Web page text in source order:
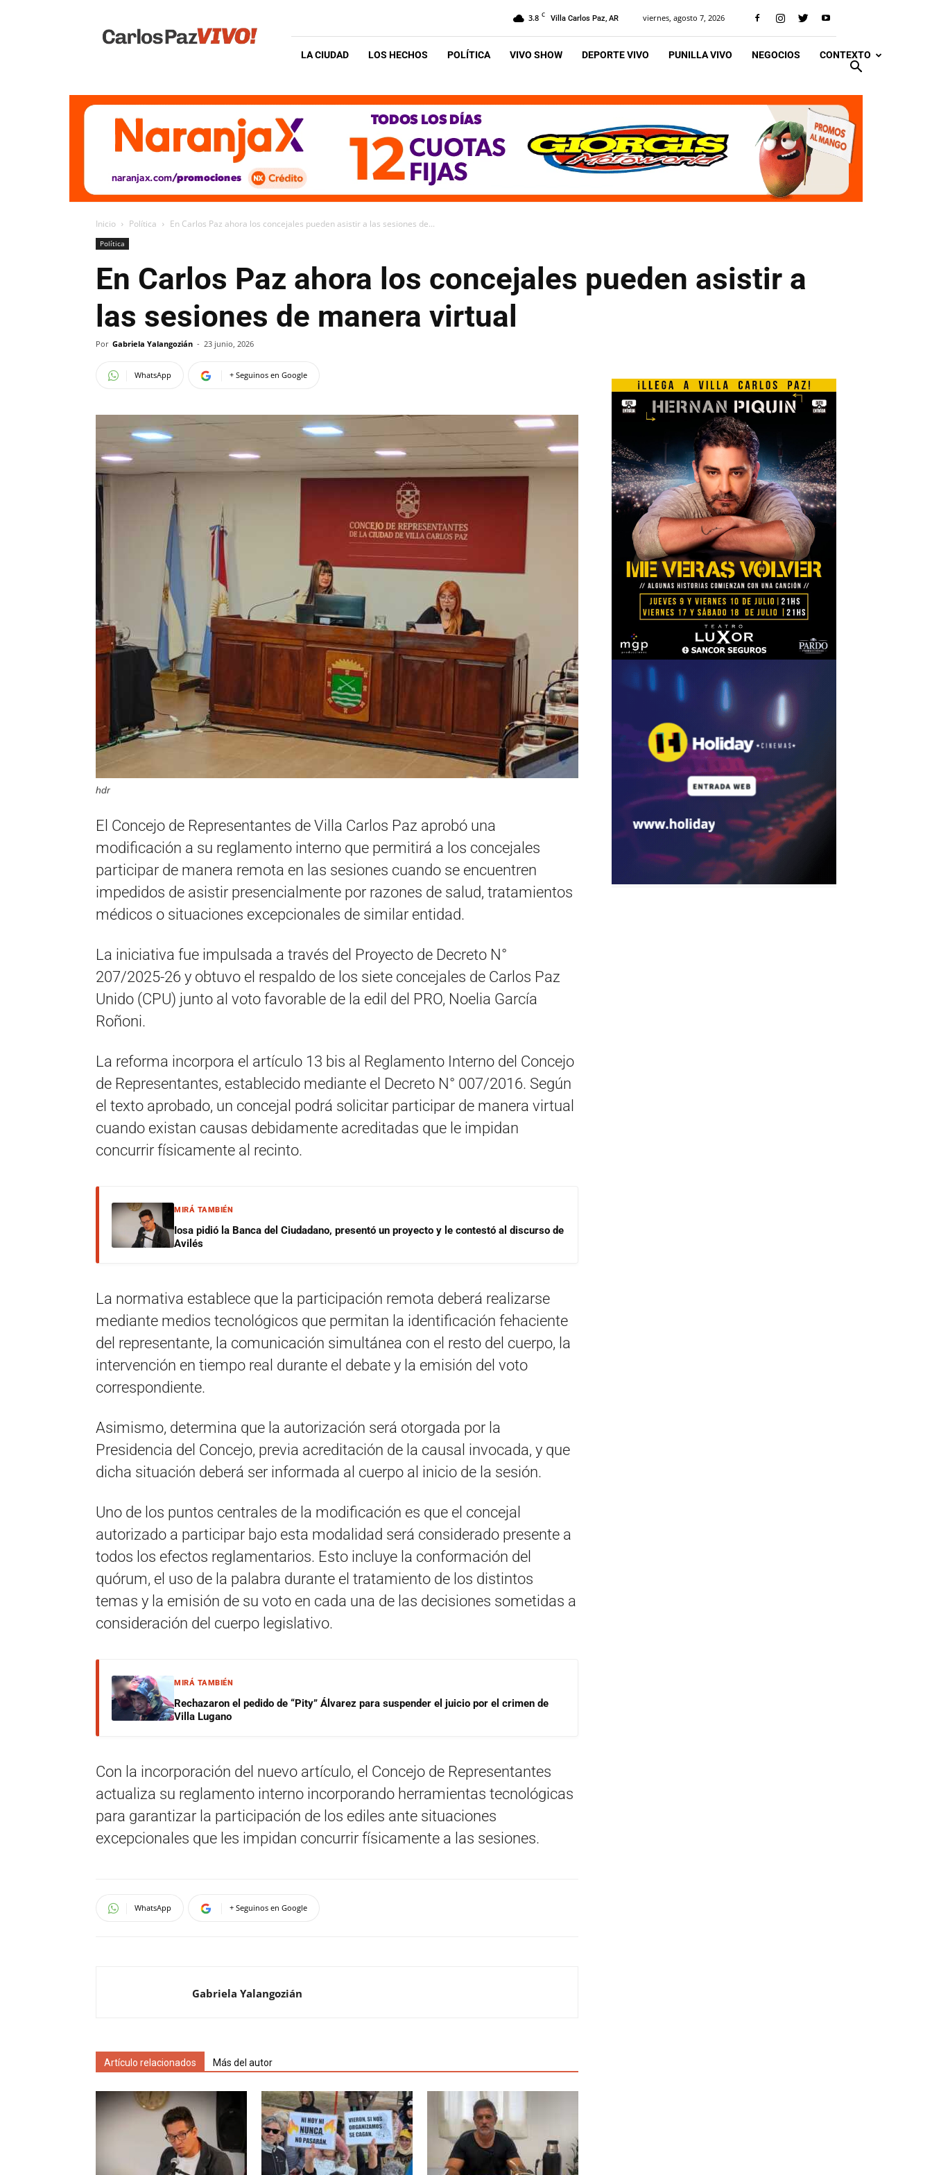
Vivo
3.8 C Villa Carlos Paz, AR viernes, agosto 7, 2026
LA CIUDAD LOS HECHOS POLÍTICA VIVO SHOW DEPORTE VIVO PUNILLA VIVO NEGOCIOS CONTEXTO
Inicio Política En Carlos Paz ahora los concejales pueden asistir a las sesiones de...
Política
En Carlos Paz ahora los concejales pueden asistir a
las sesiones de manera virtual
Por Gabriela Yalangozián - 23 junio, 2026
WhatsApp + Seguinos en Google
hdr
El Concejo de Representantes de Villa Carlos Paz aprobó una
modificación a su reglamento interno que permitirá a los concejales
participar de manera remota en las sesiones cuando se encuentren
impedidos de asistir presencialmente por razones de salud, tratamientos
médicos o situaciones excepcionales de similar entidad.
La iniciativa fue impulsada a través del Proyecto de Decreto N°
207/2025-26 y obtuvo el respaldo de los siete concejales de Carlos Paz
Unido (CPU) junto al voto favorable de la edil del PRO, Noelia García
Roñoni.
La reforma incorpora el artículo 13 bis al Reglamento Interno del Concejo
de Representantes, establecido mediante el Decreto N° 007/2016. Según
el texto aprobado, un concejal podrá solicitar participar de manera virtual
cuando existan causas debidamente acreditadas que le impidan
concurrir físicamente al recinto.
MIRÁ TAMBIÉN
Iosa pidió la Banca del Ciudadano, presentó un proyecto y le contestó al discurso de
Avilés
La normativa establece que la participación remota deberá realizarse
mediante medios tecnológicos que permitan la identificación fehaciente
del representante, la comunicación simultánea con el resto del cuerpo, la
intervención en tiempo real durante el debate y la emisión del voto
correspondiente.
Asimismo, determina que la autorización será otorgada por la
Presidencia del Concejo, previa acreditación de la causal invocada, y que
dicha situación deberá ser informada al cuerpo al inicio de la sesión.
Uno de los puntos centrales de la modificación es que el concejal
autorizado a participar bajo esta modalidad será considerado presente a
todos los efectos reglamentarios. Esto incluye la conformación del
quórum, el uso de la palabra durante el tratamiento de los distintos
temas y la emisión de su voto en cada una de las decisiones sometidas a
consideración del cuerpo legislativo.
MIRÁ TAMBIÉN
Rechazaron el pedido de “Pity” Álvarez para suspender el juicio por el crimen de
Villa Lugano
Con la incorporación del nuevo artículo, el Concejo de Representantes
actualiza su reglamento interno incorporando herramientas tecnológicas
para garantizar la participación de los ediles ante situaciones
excepcionales que les impidan concurrir físicamente a las sesiones.
WhatsApp + Seguinos en Google
Gabriela Yalangozián
Artículo relacionados Más del autor